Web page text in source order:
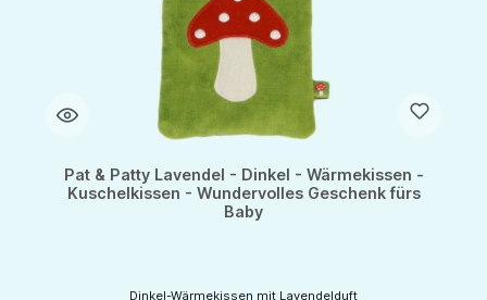
Pat & Patty Lavendel - Dinkel - Wärmekissen -
Kuschelkissen - Wundervolles Geschenk fürs
Baby
Dinkel-Wärmekissen mit Lavendelduft